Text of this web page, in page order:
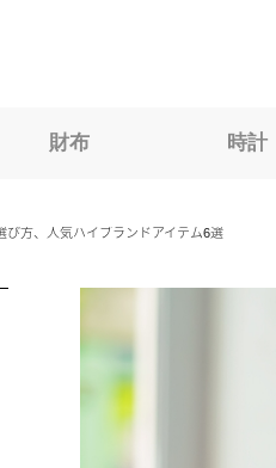
財布 時計
方、人気ハイブランドアイテム6選